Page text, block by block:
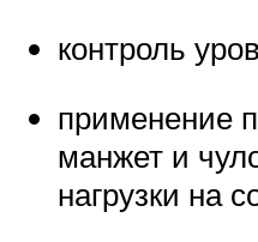
контроль
применение
манжет и
нагрузки на